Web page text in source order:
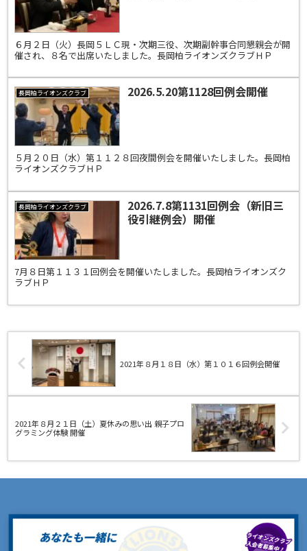
６月２日（火）長岡５ＬＣ現・次期三役、次期副幹事合同懇親会が開
催され、８名で出席いたしました。長岡柏ライオンズクラブＨＰ
長岡柏ライオンズクラブ 2026.5.20第1128回例会開催
５月２０日（水）第１１２８回夜間例会を開催いたしました。長岡柏
ライオンズクラブＨＰ
長岡柏ライオンズクラブ
2026.7.8第1131回例会（新旧三
役引継例会）開催
7月８日第１１３１回例会を開催いたしました。長岡柏ライオンズク
ラブＨＰ
2021年８月１８日（水）第１０１６回例会開催
2021年８月２１日（土）夏休みの思い出 親子プロ
グラミング体験 開催